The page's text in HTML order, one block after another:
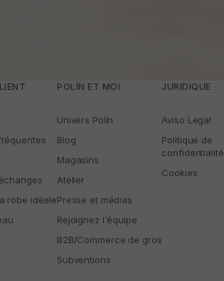
robe idéale
POLÍN ET MOI
Univers Polín
Blog
Magasins
Atelier
Presse et médias
Rejoignez l'équipe
B2B/Commerce de gros
Subventions
JURIDIQUE
Aviso Legal
Politique de
confidentialité
Cookies